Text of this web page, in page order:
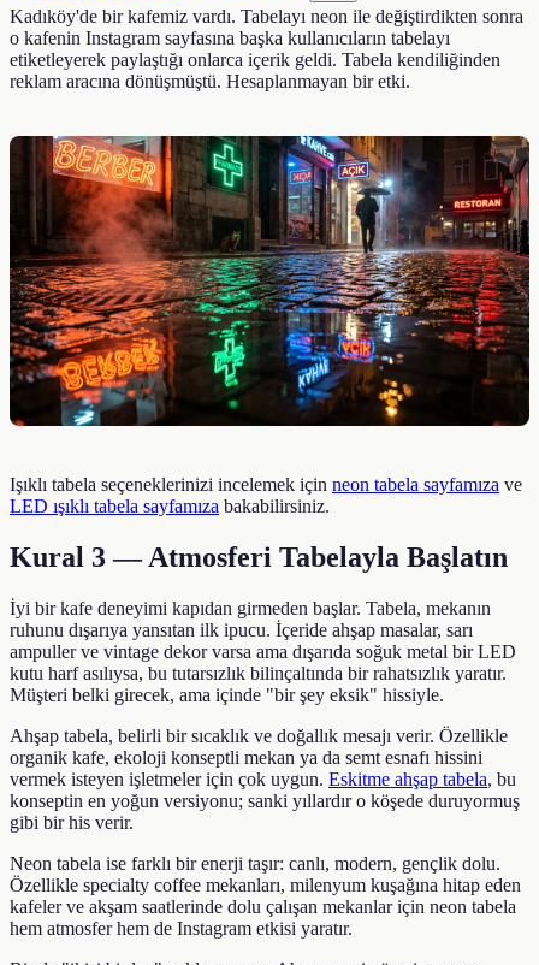
Kadıköy'de bir kafemiz vardı. Tabelayı neon ile değiştirdikten sonra
o kafenin Instagram sayfasına başka kullanıcıların tabelayı
etiketleyerek paylaştığı onlarca içerik geldi. Tabela kendiliğinden
reklam aracına dönüşmüştü. Hesaplanmayan bir etki.
Işıklı tabela seçeneklerinizi incelemek için neon tabela sayfamıza ve
LED ışıklı tabela sayfamıza bakabilirsiniz.
Kural 3 — Atmosferi Tabelayla Başlatın
İyi bir kafe deneyimi kapıdan girmeden başlar. Tabela, mekanın
ruhunu dışarıya yansıtan ilk ipucu. İçeride ahşap masalar, sarı
ampuller ve vintage dekor varsa ama dışarıda soğuk metal bir LED
kutu harf asılıysa, bu tutarsızlık bilinçaltında bir rahatsızlık yaratır.
Müşteri belki girecek, ama içinde "bir şey eksik" hissiyle.
Ahşap tabela, belirli bir sıcaklık ve doğallık mesajı verir. Özellikle
organik kafe, ekoloji konseptli mekan ya da semt esnafı hissini
vermek isteyen işletmeler için çok uygun. Eskitme ahşap tabela, bu
konseptin en yoğun versiyonu; sanki yıllardır o köşede duruyormuş
gibi bir his verir.
Neon tabela ise farklı bir enerji taşır: canlı, modern, gençlik dolu.
Özellikle specialty coffee mekanları, milenyum kuşağına hitap eden
kafeler ve akşam saatlerinde dolu çalışan mekanlar için neon tabela
hem atmosfer hem de Instagram etkisi yaratır.